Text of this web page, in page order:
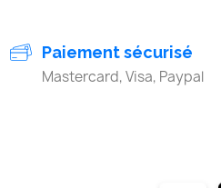
Paiement sécurisé
Mastercard, Visa, Paypal